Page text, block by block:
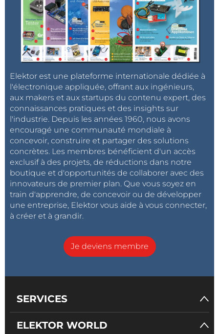
Elektor est une plateforme internationale dédiée à
l'électronique appliquée, offrant aux ingénieurs,
aux makers et aux startups du contenu expert, des
connaissances pratiques et des insights sur
l'industrie. Depuis les années 1960, nous avons
encouragé une communauté mondiale à
concevoir, construire et partager des solutions
concrètes. Les membres bénéficient d'un accès
exclusif à des projets, de réductions dans notre
boutique et d'opportunités de collaborer avec des
innovateurs de premier plan. Que vous soyez en
train d'apprendre, de concevoir ou de développer
une entreprise, Elektor vous aide à vous connecter,
à créer et à grandir.
Je deviens membre
SERVICES
ELEKTOR WORLD